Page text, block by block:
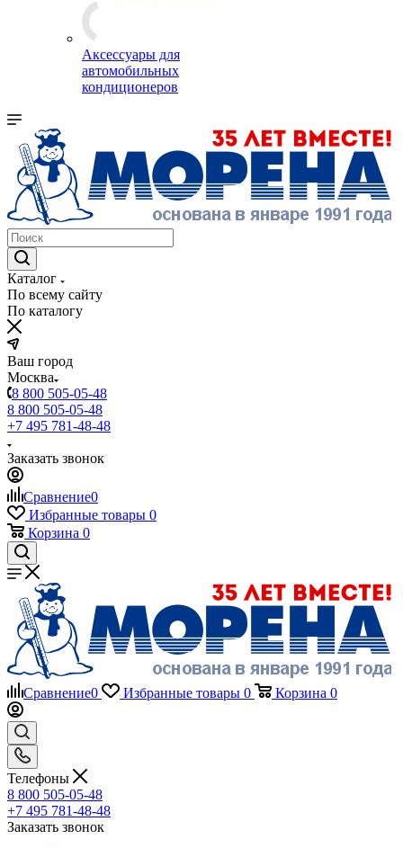
Аксессуары для
автомобильных
кондиционеров
Каталог
По всему сайту
По каталогу
Ваш город
Москва
8 800 505-05-48
8 800 505-05-48
+7 495 781-48-48
Заказать звонок
Сравнение0
Избранные товары 0
Корзина 0
Сравнение0 Избранные товары 0 Корзина 0
Телефоны
8 800 505-05-48
+7 495 781-48-48
Заказать звонок